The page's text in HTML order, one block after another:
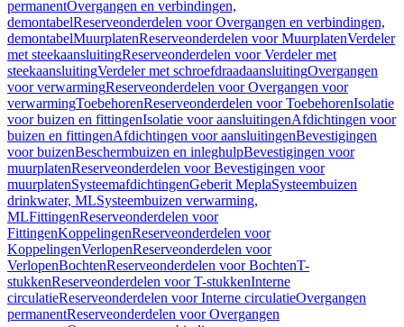
permanentOvergangen en verbindingen,
demontabelReserveonderdelen voor Overgangen en verbindingen,
demontabelMuurplatenReserveonderdelen voor MuurplatenVerdeler
met steekaansluitingReserveonderdelen voor Verdeler met
steekaansluitingVerdeler met schroefdraadaansluitingOvergangen
voor verwarmingReserveonderdelen voor Overgangen voor
verwarmingToebehorenReserveonderdelen voor ToebehorenIsolatie
voor buizen en fittingenIsolatie voor aansluitingenAfdichtingen voor
buizen en fittingenAfdichtingen voor aansluitingenBevestigingen
voor buizenBeschermbuizen en inleghulpBevestigingen voor
muurplatenReserveonderdelen voor Bevestigingen voor
muurplatenSysteemafdichtingenGeberit MeplaSysteembuizen
drinkwater, MLSysteembuizen verwarming,
MLFittingenReserveonderdelen voor
FittingenKoppelingenReserveonderdelen voor
KoppelingenVerlopenReserveonderdelen voor
VerlopenBochtenReserveonderdelen voor BochtenT-
stukkenReserveonderdelen voor T-stukkenInterne
circulatieReserveonderdelen voor Interne circulatieOvergangen
permanentReserveonderdelen voor Overgangen